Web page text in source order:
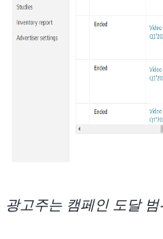
광고주는 캠페인 도달